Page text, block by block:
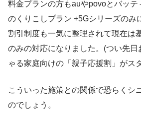
料金プランの方もauやpovoとバッテ
のくりこしプラン +5Gシリーズのみ
割引制度も一気に整理されて現在は
のみの対応になりました。(つい先日
ゃる家庭向けの「親子応援割」がス
こういった施策との関係で恐らくシ
のでしょう。